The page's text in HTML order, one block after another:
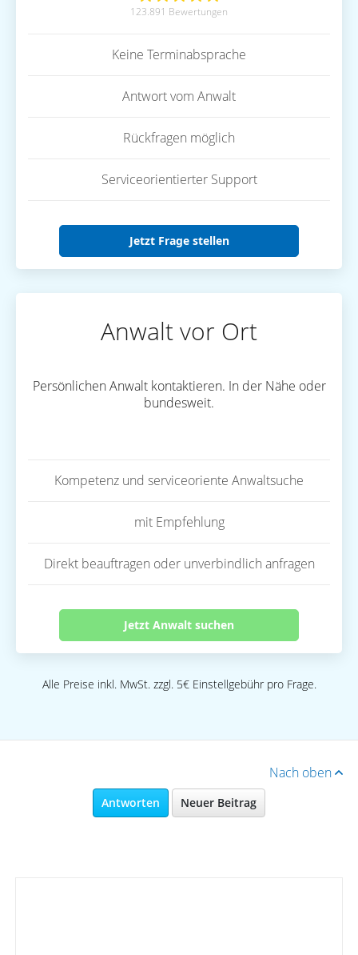
123.891 Bewertungen
Keine Terminabsprache
Antwort vom Anwalt
Rückfragen möglich
Serviceorientierter Support
Jetzt Frage stellen
Anwalt vor Ort
Persönlichen Anwalt kontaktieren. In der Nähe oder
bundesweit.
Kompetenz und serviceoriente Anwaltsuche
mit Empfehlung
Direkt beauftragen oder unverbindlich anfragen
Jetzt Anwalt suchen
Alle Preise inkl. MwSt. zzgl. 5€ Einstellgebühr pro Frage.
Nach oben
Antworten Neuer Beitrag